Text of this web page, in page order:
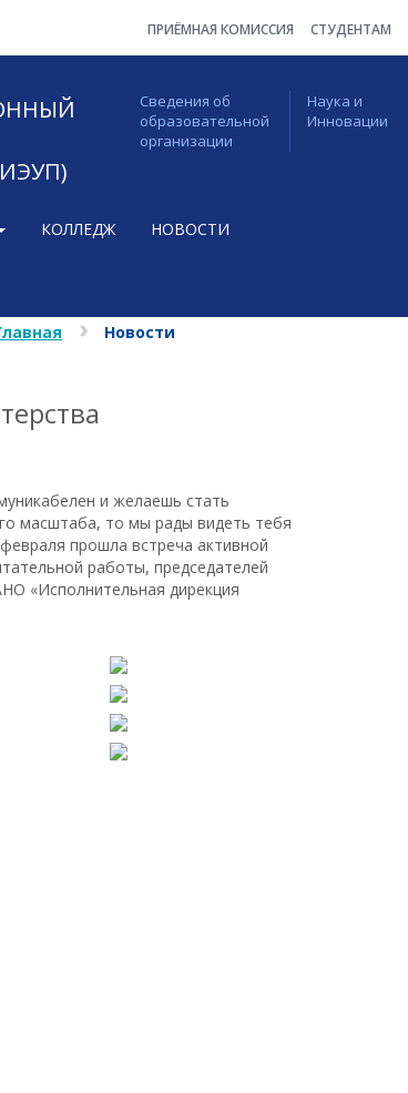
ПРИЁМНАЯ КОМИССИЯ СТУДЕНТАМ
Сведения об
образовательной
организации
Наука и
Инновации
КОЛЛЕДЖ НОВОСТИ
Новости
и желаешь стать
масштаба, то мы рады видеть тебя
прошла встреча активной
работы, председателей
«Исполнительная дирекция